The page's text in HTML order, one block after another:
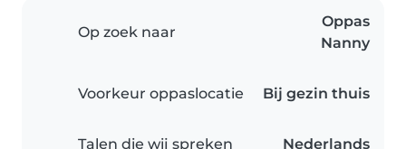
Op zoek naar
Oppas
Nanny
Voorkeur oppaslocatie Bij gezin thuis
Talen die wij spreken Nederlands